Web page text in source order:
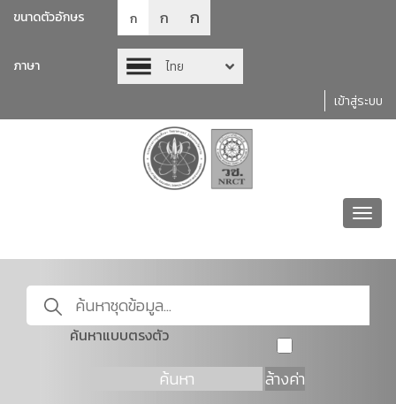
ขนาดตัวอักษร ก ก ก
ภาษา
ไทย
เข้าสู่ระบบ
ค้นหาแบบตรงตัว
ค้นหา ล้างค่า